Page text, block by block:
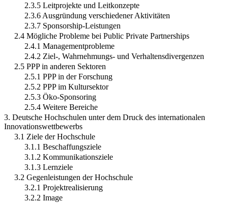
2.3.5 Leitprojekte und Leitkonzepte
2.3.6 Ausgründung verschiedener Aktivitäten
2.3.7 Sponsorship-Leistungen
2.4 Mögliche Probleme bei Public Private Partnerships
2.4.1 Managementprobleme
2.4.2 Ziel-, Wahrnehmungs- und Verhaltensdivergenzen
2.5 PPP in anderen Sektoren
2.5.1 PPP in der Forschung
2.5.2 PPP im Kultursektor
2.5.3 Öko-Sponsoring
2.5.4 Weitere Bereiche
3. Deutsche Hochschulen unter dem Druck des internationalen
Innovationswettbewerbs
3.1 Ziele der Hochschule
3.1.1 Beschaffungsziele
3.1.2 Kommunikationsziele
3.1.3 Lernziele
3.2 Gegenleistungen der Hochschule
3.2.1 Projektrealisierung
3.2.2 Image